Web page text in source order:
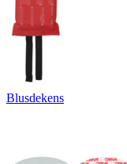
Blusdekens